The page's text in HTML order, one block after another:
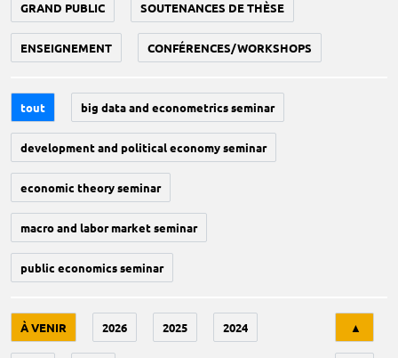
GRAND PUBLIC SOUTENANCES DE THÈSE
ENSEIGNEMENT CONFÉRENCES/WORKSHOPS
tout big data and econometrics seminar
development and political economy seminar
economic theory seminar
macro and labor market seminar
public economics seminar
À VENIR 2026 2025 2024 ▲